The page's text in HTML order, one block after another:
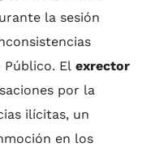
la sesión
El exrector
por la
ilícitas, un
en los